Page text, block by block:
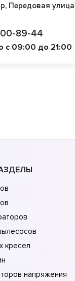
Передовая
89-44
с 09:00 до 21:00
кресел
напряжения